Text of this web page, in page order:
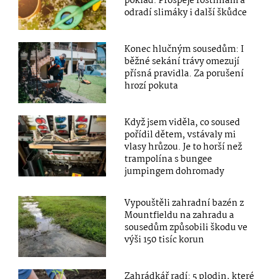
odradí slimáky i další škůdce
Konec hlučným sousedům: I
běžné sekání trávy omezují
přísná pravidla. Za porušení
hrozí pokuta
Když jsem viděla, co soused
pořídil dětem, vstávaly mi
vlasy hrůzou. Je to horší než
trampolína s bungee
jumpingem dohromady
Vypouštěli zahradní bazén z
Mountfieldu na zahradu a
sousedům způsobili škodu ve
výši 150 tisíc korun